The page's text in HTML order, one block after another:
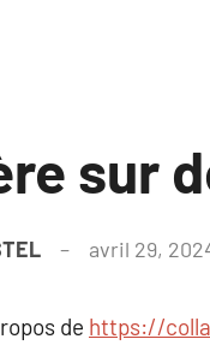
sur
avril 29,
de https://